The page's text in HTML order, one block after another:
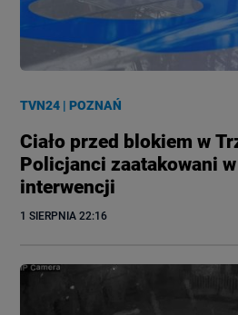
TVN24 |POZNAŃ
Ciało przed blokiem w
Policjanci zaatakowani
interwencji
1 SIERPNIA 22:16